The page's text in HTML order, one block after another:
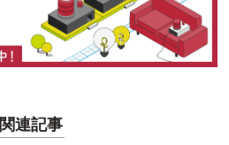
関連記事